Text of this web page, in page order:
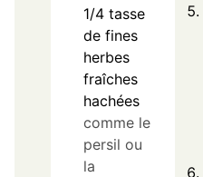
1/4 tasse
de fines
herbes
fraîches
hachées
comme le
persil ou
la